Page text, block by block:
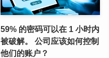
59% 的密码可以在 1 小时内
被破解。 公司应该如何控制
他们的账户？